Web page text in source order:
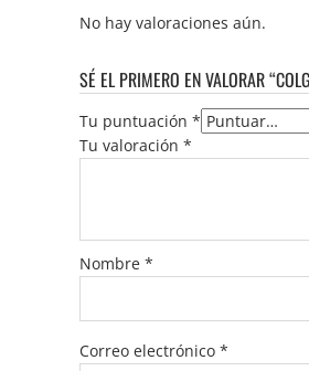
No hay valoraciones aún.
SÉ EL PRIMERO EN VALORAR
Tu puntuación *
Tu valoración *
Nombre *
Correo electrónico *